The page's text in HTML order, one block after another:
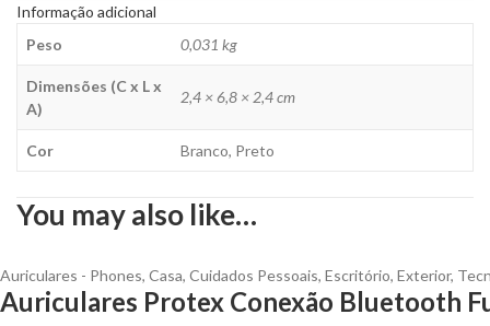
Informação adicional
Peso
0,031 kg
Dimensões (C x L x
A)
2,4 × 6,8 × 2,4 cm
Cor Branco, Preto
You may also like…
Auriculares - Phones, Casa, Cuidados Pessoais, Escritório, Exterior,
Auriculares Protex Conexão Bluetooth